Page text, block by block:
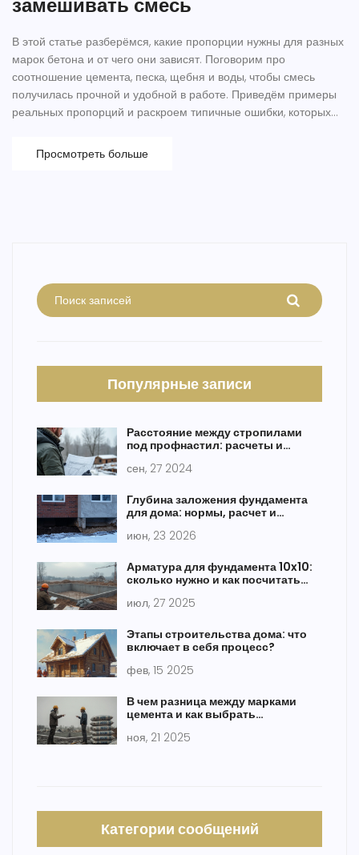
замешивать смесь
В этой статье разберёмся, какие пропорции нужны для разных
марок бетона и от чего они зависят. Поговорим про
соотношение цемента, песка, щебня и воды, чтобы смесь
получилась прочной и удобной в работе. Приведём примеры
реальных пропорций и раскроем типичные ошибки, которых
вручную и в бетономешалке. Статья подойдёт для тех, кто
впервые сталкивается с бетоном, и для тех, кто хочет получить
Просмотреть больше
Популярные записи
Расстояние между стропилами
под профнастил: расчеты и
сен, 27 2024
Глубина заложения фундамента
для дома: нормы, расчет и
июн, 23 2026
Арматура для фундамента 10x10:
сколько нужно и как посчитать
июл, 27 2025
Этапы строительства дома: что
включает в себя процесс?
фев, 15 2025
В чем разница между марками
цемента и как выбрать
ноя, 21 2025
Категории сообщений